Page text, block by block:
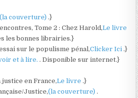
(la couverture).}
Tome 2 : Chez Harold,Le livre
les bonnes librairies.}
sur le populisme pénal,Clicker Ici.}
et à lire.. Disponible sur internet.}
justice en France,Le livre.}
Justice,(la couverture).